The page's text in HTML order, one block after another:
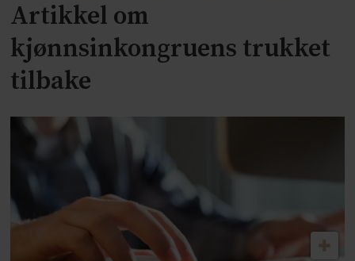
Artikkel om
kjønnsinkongruens trukket
tilbake